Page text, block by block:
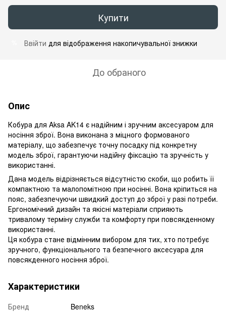
Купити
Ввійти для відображення накопичувальної знижки
До обраного
Опис
Кобура для Aksa AK14 є надійним і зручним аксесуаром для
носіння зброї. Вона виконана з міцного формованого
матеріалу, що забезпечує точну посадку під конкретну
модель зброї, гарантуючи надійну фіксацію та зручність у
використанні.
Дана модель відрізняється відсутністю скоби, що робить її
компактною та малопомітною при носінні. Вона кріпиться на
пояс, забезпечуючи швидкий доступ до зброї у разі потреби.
Ергономічний дизайн та якісні матеріали сприяють
тривалому терміну служби та комфорту при повсякденному
використанні.
Ця кобура стане відмінним вибором для тих, хто потребує
зручного, функціонального та безпечного аксесуара для
повсякденного носіння зброї.
Характеристики
Бренд
Beneks